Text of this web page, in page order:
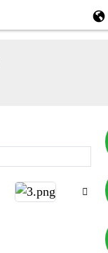
+8617753933792